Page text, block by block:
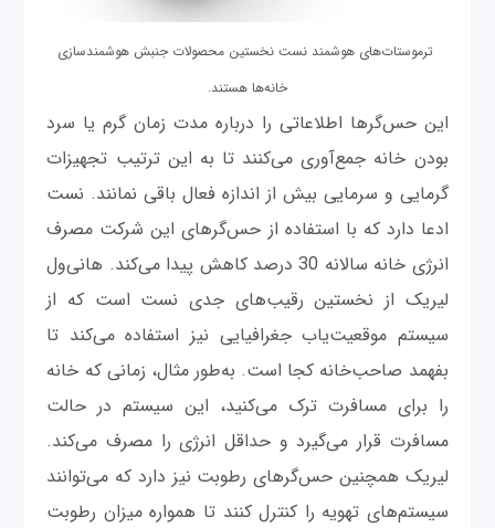
ترموستات‌های هوشمند نست نخستین محصولات جنبش هوشمندسازی
خانه‌ها هستند.
این حس‌گرها اطلاعاتی را درباره مدت زمان گرم یا سرد
بودن خانه جمع‌آوری می‌کنند تا به این ترتیب تجهیزات
گرمایی و سرمایی بیش از اندازه فعال باقی نمانند. نست
ادعا دارد که با استفاده از حس‌گرهای این شرکت مصرف
انرژی خانه سالانه 30 درصد کاهش پیدا می‌کند. هانی‌ول
لیریک از نخستین رقیب‌های جدی نست است که از
سیستم موقعیت‌یاب جغرافیایی نیز استفاده می‌کند تا
بفهمد صاحب‌خانه کجا است. به‌طور مثال، زمانی که خانه
را برای مسافرت ترک می‌کنید، این سیستم در حالت
مسافرت قرار می‌گیرد و حداقل انرژی را مصرف می‌کند.
لیریک همچنین حس‌گرهای رطوبت نیز دارد که می‌توانند
سیستم‌های تهویه را کنترل کنند تا همواره میزان رطوبت